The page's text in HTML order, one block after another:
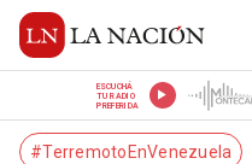
ESCUCHÁ
TU RADIO
PREFERIDA
#TerremotoEnVenezuela